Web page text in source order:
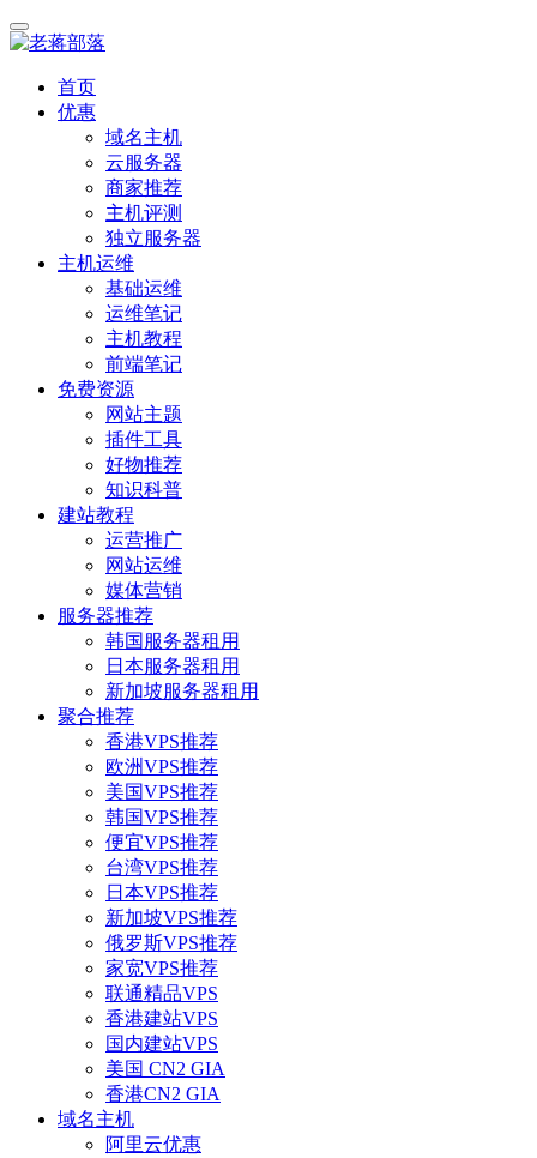
首页
优惠
域名主机
云服务器
商家推荐
主机评测
独立服务器
主机运维
基础运维
运维笔记
主机教程
前端笔记
免费资源
网站主题
插件工具
好物推荐
知识科普
建站教程
运营推广
网站运维
媒体营销
服务器推荐
韩国服务器租用
日本服务器租用
新加坡服务器租用
聚合推荐
香港VPS推荐
欧洲VPS推荐
美国VPS推荐
韩国VPS推荐
便宜VPS推荐
台湾VPS推荐
日本VPS推荐
新加坡VPS推荐
俄罗斯VPS推荐
家宽VPS推荐
联通精品VPS
香港建站VPS
国内建站VPS
美国 CN2 GIA
香港CN2 GIA
域名主机
阿里云优惠